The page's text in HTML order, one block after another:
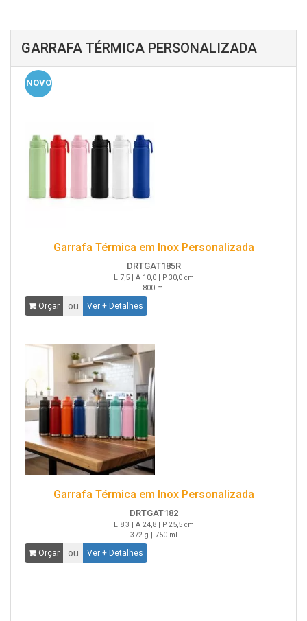
GARRAFA TÉRMICA PERSONALIZADA
NOVO
Garrafa Térmica em Inox Personalizada
DRTGAT185R
L 7,5 | A 10,0 | P 30,0 cm
800 ml
Orçar ou Ver + Detalhes
Garrafa Térmica em Inox Personalizada
DRTGAT182
L 8,3 | A 24,8 | P 25,5 cm
372 g | 750 ml
Orçar ou Ver + Detalhes